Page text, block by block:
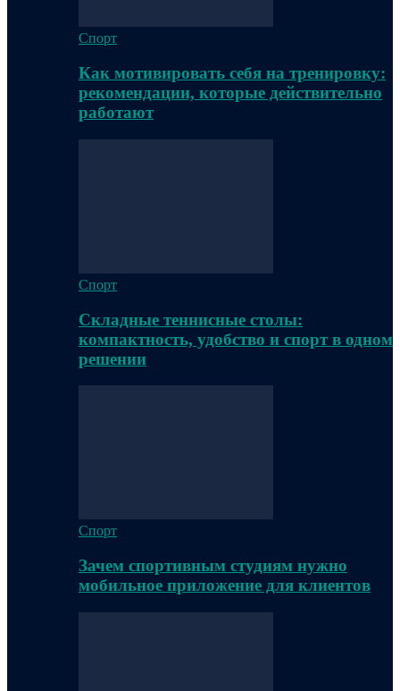
Спорт
Как мотивировать себя на тренировку:
рекомендации, которые действительно
работают
Спорт
Складные теннисные столы:
компактность, удобство и спорт в одном
решении
Спорт
Зачем спортивным студиям нужно
мобильное приложение для клиентов